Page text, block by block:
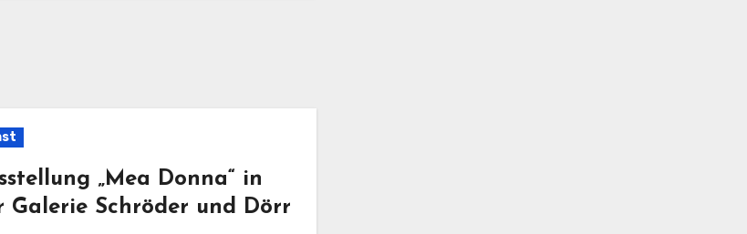
„Mea Donna“ in
Galerie Schröder und Dörr